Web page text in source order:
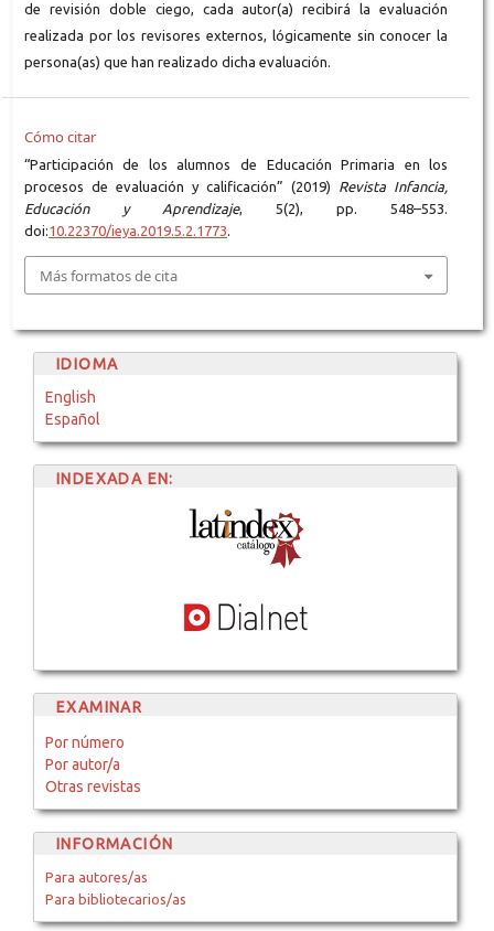
de revisión doble ciego, cada autor(a) recibirá la evaluación
realizada por los revisores externos, lógicamente sin conocer la
persona(as) que han realizado dicha evaluación.
Cómo citar
“Participación de los alumnos de Educación Primaria en los
procesos de evaluación y calificación” (2019) Revista Infancia,
Educación y Aprendizaje, 5(2), pp. 548–553.
doi:10.22370/ieya.2019.5.2.1773.
Más formatos de cita
IDIOMA
English
Español
INDEXADA EN:
EXAMINAR
Por número
Por autor/a
Otras revistas
INFORMACIÓN
Para autores/as
Para bibliotecarios/as